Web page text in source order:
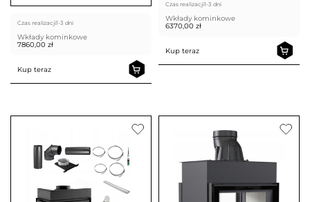
Czas realizacji1-3 dni
Wkłady kominkowe
7860,00 zł
Kup teraz
Czas realizacji1-3 dni
Wkłady kominkowe
6370,00 zł
Kup teraz